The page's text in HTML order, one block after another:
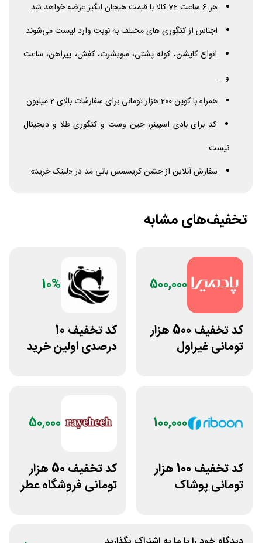
هر 6 ساعت 72 کالا با قیمت هیجان انگیز عرضه خواهد شد
اجناس از کتگوری های مختلف به نوبت وارد لیست می‌شوند
انواع کاپشن، کوله پشتی، سویشرت، کفش، پیراهن، ساعت
و...
همراه با کوپن 200 هزار تومانی برای سفارشات بالای 2 میلیون
کد برای بادی اسپینر، جین وست و کتگوری طلا و دیجیتال
نیست
سفارش آنلاین از جشن کریسمس بانی مد در «لینک خرید»
تخفیف‌های مشابه
500,000
کد تخفیف 500 هزار
تومانی غیراول
10%
کد تخفیف 10
درصدی اولین خرید
100,000
کد تخفیف 100 هزار
تومانی پوشاک
50,000
کد تخفیف 50 هزار
تومانی فروشگاه عطر